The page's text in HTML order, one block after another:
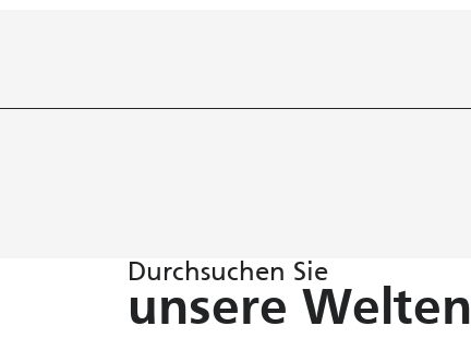
Durchsuchen Sie
unsere Welten